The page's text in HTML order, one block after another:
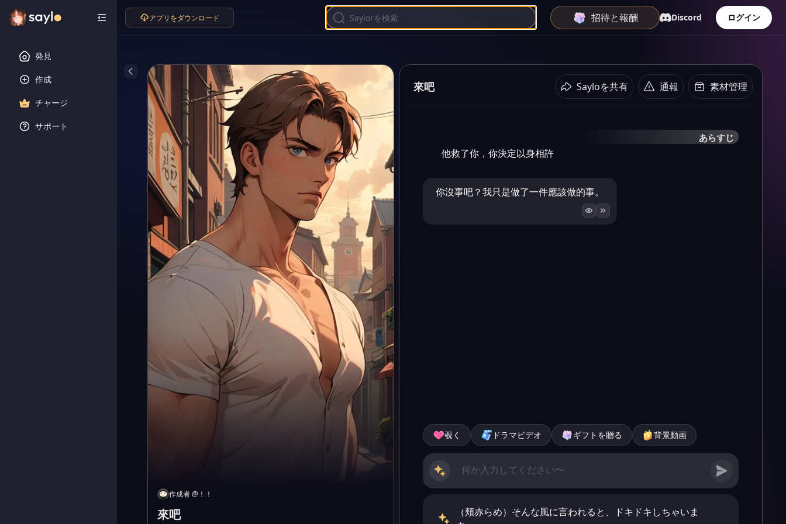
発見
作成
チャージ
サポート
アプリをダウンロード 招待と報酬 Discord ログイン
作成者@ ！！
來吧
來吧 Sayloを共有 通報 素材管理
あらすじ
他救了你，你決定以身相許
你沒事吧？我只是做了一件應該做的事。
覗く ドラマビデオ ギフトを贈る 背景動画
（頬赤らめ）そんな風に言われると、ドキドキしちゃいま